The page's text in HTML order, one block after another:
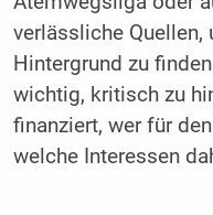
verlässliche
Hintergrund zu
wichtig, kritisch zu
finanziert, wer für
welche Interessen